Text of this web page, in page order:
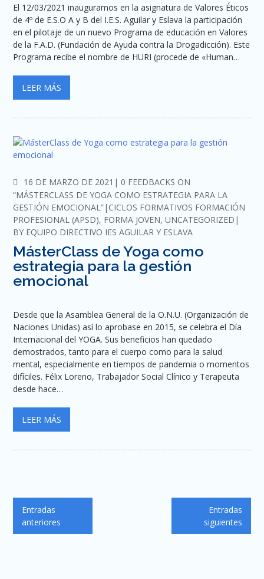
El 12/03/2021 inauguramos en la asignatura de Valores Éticos
de 4º de E.S.O A y B del I.E.S. Aguilar y Eslava la participación
en el pilotaje de un nuevo Programa de educación en Valores
de la F.A.D. (Fundación de Ayuda contra la Drogadicción). Este
Programa recibe el nombre de HURI (procede de «Human…
LEER MÁS
16 DE MARZO DE 2021 COMMENTS
0 FEEDBACKS ON
“MÁSTERCLASS DE YOGA COMO ESTRATEGIA PARA LA
GESTIÓN EMOCIONAL” CICLOS FORMATIVOS FORMACIÓN
PROFESIONAL (APSD), FORMA JOVEN,UNCATEGORIZED
BY EQUIPO DIRECTIVO IES AGUILAR Y ESLAVA
MásterClass de Yoga como
estrategia para la gestión
emocional
Desde que la Asamblea General de la O.N.U. (Organización de
Naciones Unidas) así lo aprobase en 2015, se celebra el Día
Internacional del YOGA. Sus beneficios han quedado
demostrados, tanto para el cuerpo como para la salud
mental, especialmente en tiempos de pandemia o momentos
difíciles. Félix Loreno, Trabajador Social Clínico y Terapeuta
desde hace…
LEER MÁS
Navegación
de
Entradas
anteriores
Entradas
siguientes